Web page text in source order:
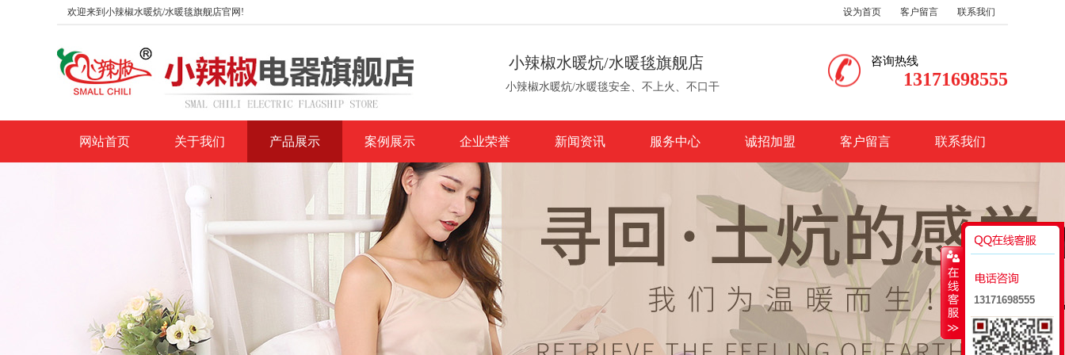
欢迎来到小辣椒水暖炕/水暖毯旗舰店官网! 设为首页 客户留言 联系我们
小辣椒水暖炕/水暖毯旗舰店
小辣椒水暖炕/水暖毯安全、不上火、不口干
咨询热线
13171698555
网站首页 关于我们 产品展示 案例展示 企业荣誉 新闻资讯 服务中心 诚招加盟 客户留言 联系我们
13171698555